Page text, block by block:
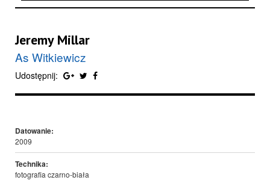
Jeremy Millar
As Witkiewicz
Udostępnij:
Datowanie:
2009
Technika:
fotografia czarno-biała